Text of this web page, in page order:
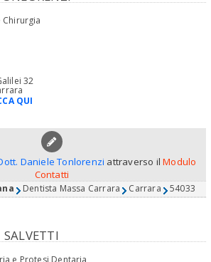
Chirurgia
32
QUI
Daniele Tonlorenzi attraverso ilModulo
Contatti
Dentista Massa Carrara Carrara 54033